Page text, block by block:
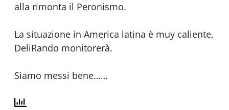
alla rimonta il Peronismo.
La situazione in America latina è muy caliente,
DeliRando monitorerà.
Siamo messi bene……